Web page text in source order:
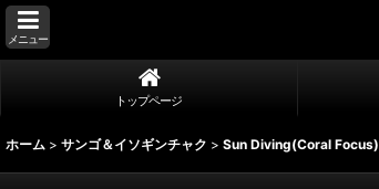
メニュー
トップページ
ホーム > サンゴ＆イソギンチャク > Sun Diving(Coral Focus)